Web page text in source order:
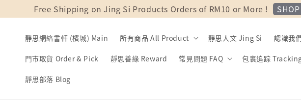
Free Shipping on Jing Si Products Orders of RM10 or More !
靜思網絡書軒 (檳城) Main 所有商品 All Product 靜思人文 Jing Si 認識我
門市取貨 Order & Pick 靜思善緣 Reward 常見問題 FAQ 包裹追踪
靜思部落 Blog